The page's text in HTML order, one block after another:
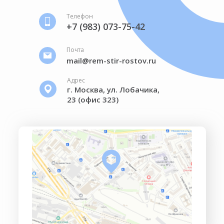
Телефон
+7 (983) 073-75-42
Адрес
г. Москва, ул. Лобачика,
23 (офис 323)
mail@rem-stir-rostov.ru
Почта